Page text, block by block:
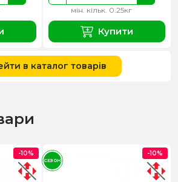
мін. кільк. 0.25кг
Купити
в каталог товарів
-10% -10%
СЕЗОН